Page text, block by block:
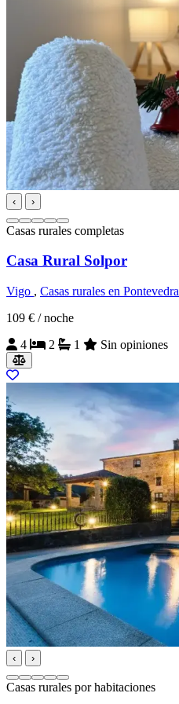
‹ ›
Casas rurales completas
Casa Rural Solpor
Vigo , Casas rurales en Pontevedra
109 € / noche
4
2 1 Sin opiniones
‹ ›
Casas rurales por habitaciones